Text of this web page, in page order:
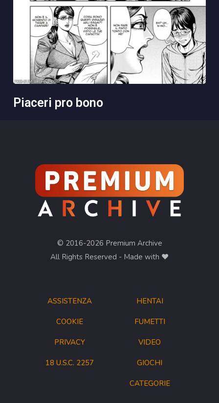
piaceri pro bono
ASSISTENZA
COOKIE
PRIVACY
18 U.S.C. 2257
© 2016-2026 Premium Archive
All Rights Reserved - Made with ❤︎
HENTAI
FUMETTI
VIDEO
GIOCHI
CATEGORIE